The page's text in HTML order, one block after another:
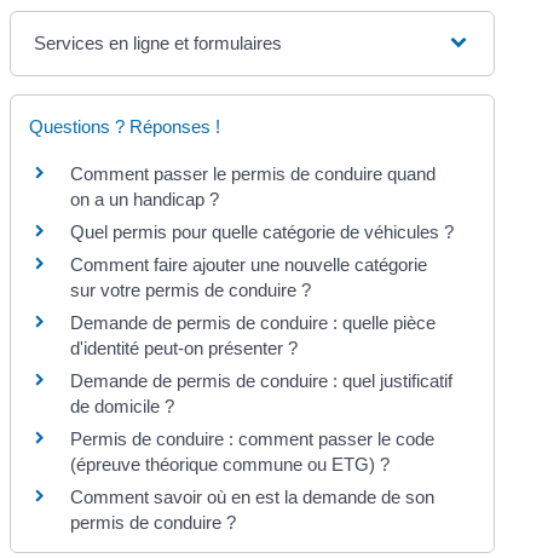
Services en ligne et formulaires
Questions ? Réponses !
Comment passer le permis de conduire quand
on a un handicap ?
Quel permis pour quelle catégorie de véhicules ?
Comment faire ajouter une nouvelle catégorie
sur votre permis de conduire ?
Demande de permis de conduire : quelle pièce
d'identité peut-on présenter ?
Demande de permis de conduire : quel justificatif
de domicile ?
Permis de conduire : comment passer le code
(épreuve théorique commune ou ETG) ?
Comment savoir où en est la demande de son
permis de conduire ?